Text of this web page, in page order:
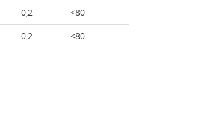
0,2 <80
0,2 <80